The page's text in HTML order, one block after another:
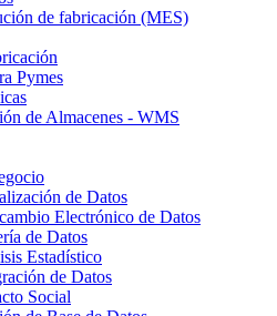
de fabricación (MES)
Pymes
de Almacenes - WMS
de Datos
Electrónico de Datos
de Datos
Estadístico
de Datos
Social